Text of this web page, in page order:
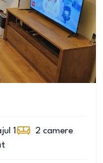
1 2 camere